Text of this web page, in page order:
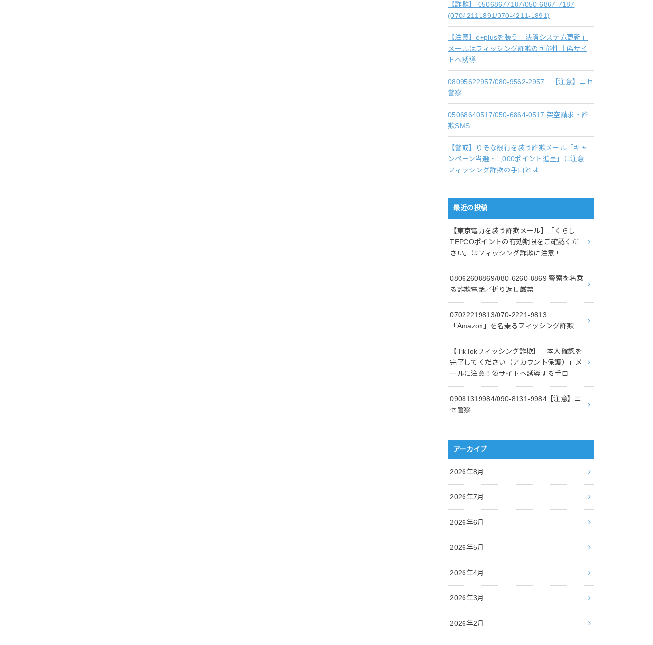
【詐欺】 05068677187/050-6867-7187
(07042111891/070-4211-1891)
【注意】e+plusを装う「決済システム更新」
メールはフィッシング詐欺の可能性｜偽サイ
トへ誘導
08095622957/080-9562-2957 【注意】ニセ
警察
05068640517/050-6864-0517 架空請求・詐
欺SMS
【警戒】りそな銀行を装う詐欺メール「キャ
ンペーン当選・1,000ポイント進呈」に注意｜
フィッシング詐欺の手口とは
最近の投稿
【東京電力を装う詐欺メール】「くらし
TEPCOポイントの有効期限をご確認くだ
さい」はフィッシング詐欺に注意！
08062608869/080-6260-8869 警察を名乗
る詐欺電話／折り返し厳禁
07022219813/070-2221-9813
「Amazon」を名乗るフィッシング詐欺
【TikTokフィッシング詐欺】「本人確認を
完了してください（アカウント保護）」メ
ールに注意！偽サイトへ誘導する手口
09081319984/090-8131-9984【注意】ニ
セ警察
アーカイブ
2026年8月
2026年7月
2026年6月
2026年5月
2026年4月
2026年3月
2026年2月